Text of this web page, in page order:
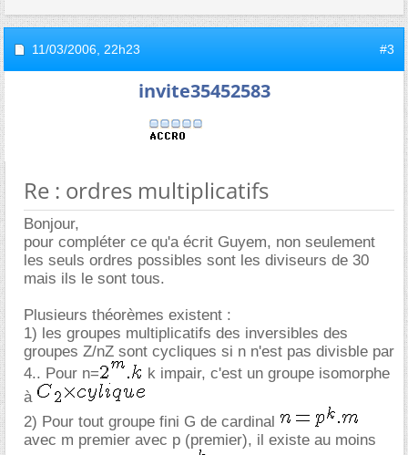
11/03/2006, 22h23 #3
invite35452583
Re : ordres multiplicatifs
Bonjour,
pour compléter ce qu'a écrit Guyem, non seulement
les seuls ordres possibles sont les diviseurs de 30
mais ils le sont tous.
Plusieurs théorèmes existent :
1) les groupes multiplicatifs des inversibles des
groupes Z/nZ sont cycliques si n n'est pas divisble par
4.. Pour n=
k impair, c'est un groupe isomorphe
à
2) Pour tout groupe fini G de cardinal
avec m premier avec p (premier), il existe au moins